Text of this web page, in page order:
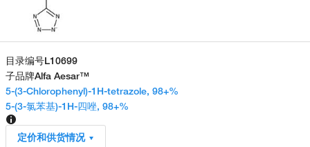
目录编号L10699
子品牌Alfa Aesar™
5-(3-Chlorophenyl)-1H-tetrazole, 98+%
5-(3-氯苯基)-1H-四唑, 98+%
定价和供货情况